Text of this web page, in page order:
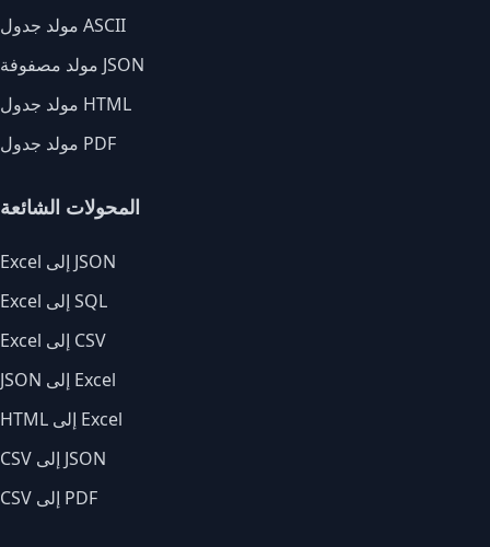
مولد جدول ASCII
مولد مصفوفة JSON
مولد جدول HTML
مولد جدول PDF
المحولات الشائعة
Excel إلى JSON
Excel إلى SQL
Excel إلى CSV
JSON إلى Excel
HTML إلى Excel
CSV إلى JSON
CSV إلى PDF